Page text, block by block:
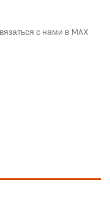
с нами в MAX